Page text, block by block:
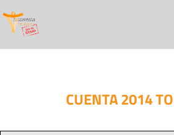
CUENTA 2014